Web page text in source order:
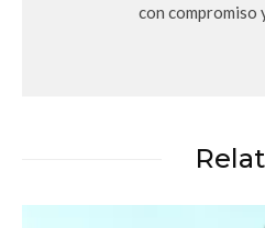
con compromiso